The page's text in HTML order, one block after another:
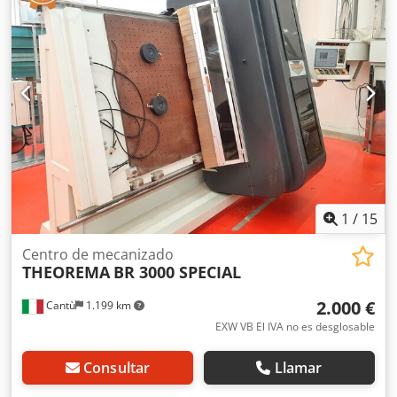
pieza por todos sus lados. Además, las 8 herramientas
montadas en la cabeza tipo revólver realizan cualquier
tipo de operación requerida. Dimensiones útiles de trabajo
del panel con todas las herramientas: Longitud 2800 mm -
Altura 1000 mm N.º de ejes controlados: 3 Control
numérico: CNC/90 Aire comprimido: 6-7 bar Potencia: 15
kW Dimensiones totales: 4280 x 2200 x 2480 mm Peso:
4900 kg
1 / 15
Cantù 1.199 km
Centro de mecanizado
THEOREMA BR 3000 SPECIAL
2.000 €
EXW VB El IVA no es desglosable
Consultar Llamar